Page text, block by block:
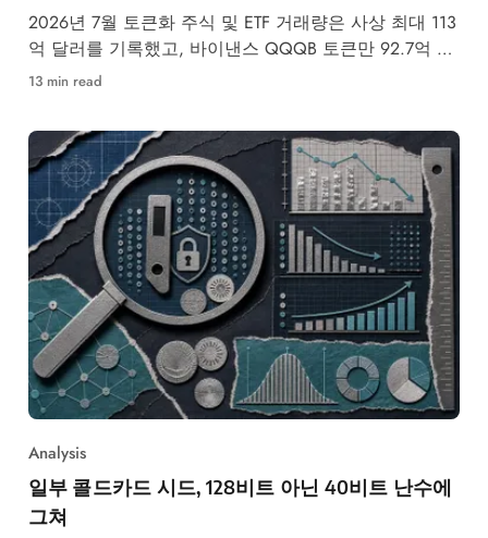
2026년 7월 토큰화 주식 및 ETF 거래량은 사상 최대 113
억 달러를 기록했고, 바이낸스 QQQB 토큰만 92.7억 달
러를
13 min read
Analysis
일부 콜드카드 시드, 128비트 아닌 40비트 난수에
그쳐